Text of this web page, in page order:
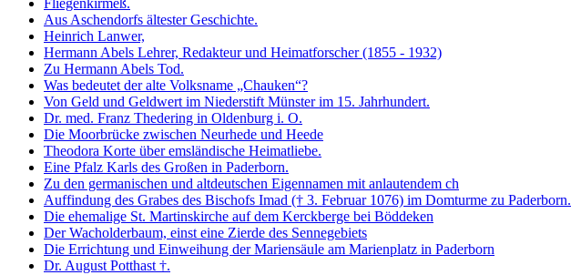
Fliegenkirmeß.
Aus Aschendorfs ältester Geschichte.
Heinrich Lanwer,
Hermann Abels Lehrer, Redakteur und Heimatforscher (1855 - 1932)
Zu Hermann Abels Tod.
Was bedeutet der alte Volksname „Chauken“?
Von Geld und Geldwert im Niederstift Münster im 15. Jahrhundert.
Dr. med. Franz Thedering in Oldenburg i. O.
Die Moorbrücke zwischen Neurhede und Heede
Theodora Korte über emsländische Heimatliebe.
Eine Pfalz Karls des Großen in Paderborn.
Zu den germanischen und altdeutschen Eigennamen mit anlautendem ch
Auffindung des Grabes des Bischofs Imad († 3. Februar 1076) im Domturme zu Paderborn.
Die ehemalige St. Martinskirche auf dem Kerckberge bei Böddeken
Der Wacholderbaum, einst eine Zierde des Sennegebiets
Die Errichtung und Einweihung der Mariensäule am Marienplatz in Paderborn
Dr. August Potthast †.